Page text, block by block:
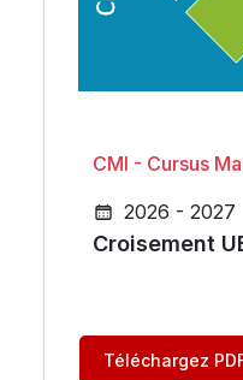
CMI - Cursus
2026 - 2027
Croisement
Téléchargez